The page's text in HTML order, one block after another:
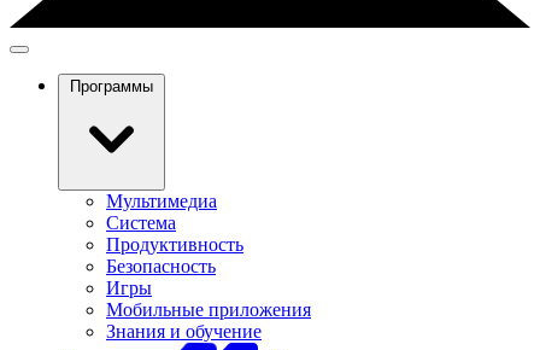
Программы
Мультимедиа
Система
Продуктивность
Безопасность
Игры
Мобильные приложения
Знания и обучение